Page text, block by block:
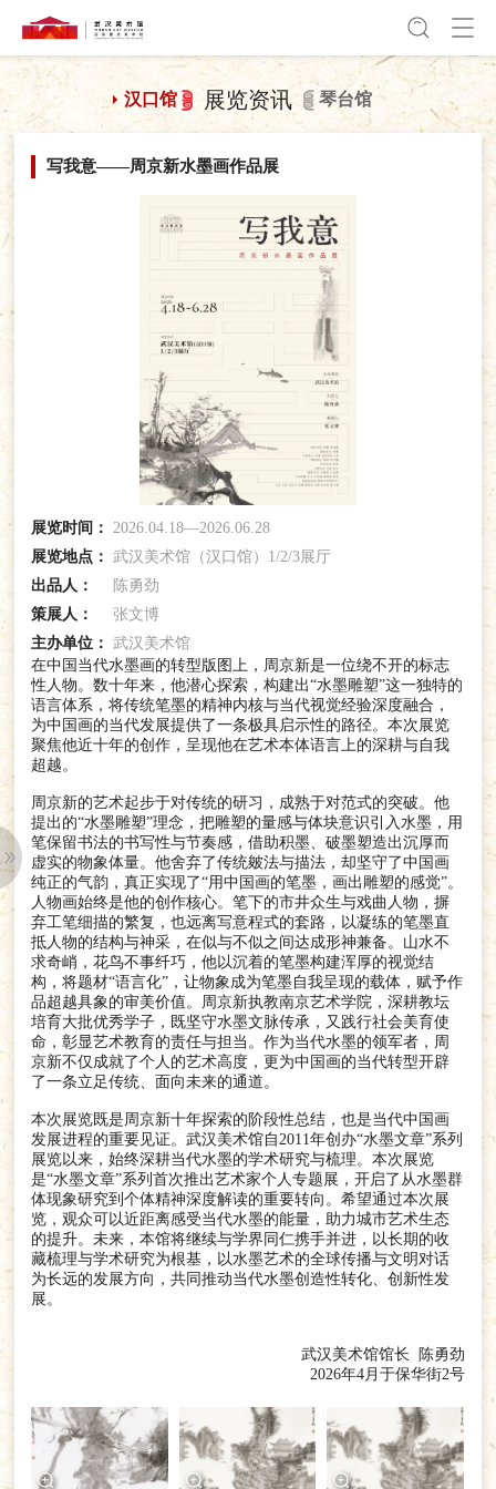
展览资讯
汉口馆 琴台馆
写我意——周京新水墨画作品展
展览时间：
2026.04.18—2026.06.28
展览地点：
武汉美术馆（汉口馆）1/2/3展厅
出品人：
陈勇劲
策展人：
张文博
主办单位：
武汉美术馆
在中国当代水墨画的转型版图上，周京新是一位绕不开的标志
性人物。数十年来，他潜心探索，构建出“水墨雕塑”这一独特的
语言体系，将传统笔墨的精神内核与当代视觉经验深度融合，
为中国画的当代发展提供了一条极具启示性的路径。本次展览
聚焦他近十年的创作，呈现他在艺术本体语言上的深耕与自我
超越。
周京新的艺术起步于对传统的研习，成熟于对范式的突破。他
提出的“水墨雕塑”理念，把雕塑的量感与体块意识引入水墨，用
笔保留书法的书写性与节奏感，借助积墨、破墨塑造出沉厚而
虚实的物象体量。他舍弃了传统皴法与描法，却坚守了中国画
纯正的气韵，真正实现了“用中国画的笔墨，画出雕塑的感觉”。
人物画始终是他的创作核心。笔下的市井众生与戏曲人物，摒
弃工笔细描的繁复，也远离写意程式的套路，以凝练的笔墨直
抵人物的结构与神采，在似与不似之间达成形神兼备。山水不
求奇峭，花鸟不事纤巧，他以沉着的笔墨构建浑厚的视觉结
构，将题材“语言化”，让物象成为笔墨自我呈现的载体，赋予作
品超越具象的审美价值。周京新执教南京艺术学院，深耕教坛
培育大批优秀学子，既坚守水墨文脉传承，又践行社会美育使
命，彰显艺术教育的责任与担当。作为当代水墨的领军者，周
京新不仅成就了个人的艺术高度，更为中国画的当代转型开辟
了一条立足传统、面向未来的通道。
本次展览既是周京新十年探索的阶段性总结，也是当代中国画
发展进程的重要见证。武汉美术馆自2011年创办“水墨文章”系列
展览以来，始终深耕当代水墨的学术研究与梳理。本次展览
是“水墨文章”系列首次推出艺术家个人专题展，开启了从水墨群
体现象研究到个体精神深度解读的重要转向。希望通过本次展
览，观众可以近距离感受当代水墨的能量，助力城市艺术生态
的提升。未来，本馆将继续与学界同仁携手并进，以长期的收
藏梳理与学术研究为根基，以水墨艺术的全球传播与文明对话
为长远的发展方向，共同推动当代水墨创造性转化、创新性发
展。
武汉美术馆馆长 陈勇劲
2026年4月于保华街2号